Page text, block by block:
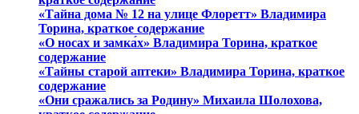
«Тайна дома № 12 на улице Флоретт» Владимира
Торина, краткое содержание
«О носах и замка́х» Владимира Торина, краткое
содержание
«Тайны старой аптеки» Владимира Торина, краткое
содержание
«Они сражались за Родину» Михаила Шолохова,